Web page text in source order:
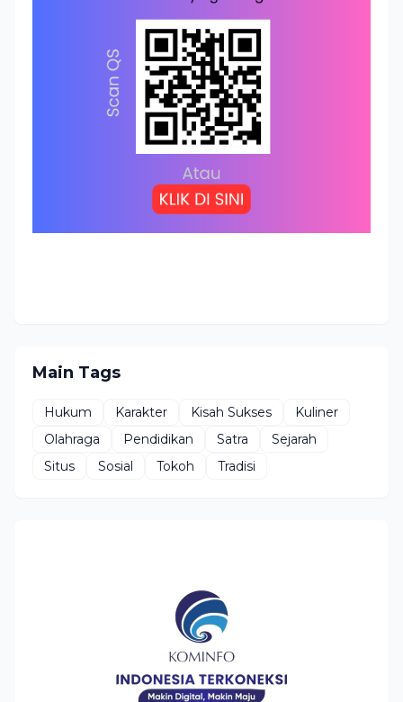
Main Tags
Hukum Karakter Kisah Sukses
Kuliner
Olahraga
Pendidikan Satra
Sejarah
Situs
Sosial Tokoh Tradisi